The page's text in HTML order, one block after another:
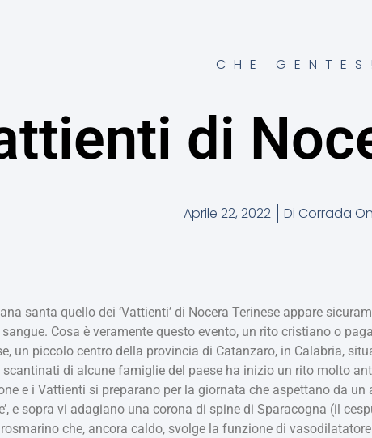
CHE GENTES!
di
Aprile 22, 2022 Di Corrada
santa quello dei ‘Vattienti’ di Nocera Terinese appare
Cosa è veramente questo evento, un rito cristiano o
un piccolo centro della provincia di Catanzaro, in Calabria,
scantinati di alcune famiglie del paese ha inizio un rito molto
e i Vattienti si preparano per la giornata che aspettano da
e sopra vi adagiano una corona di spine di Sparacogna (il
che, ancora caldo, svolge la funzione di